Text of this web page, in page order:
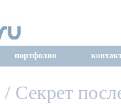
портфолио
/ Секрет